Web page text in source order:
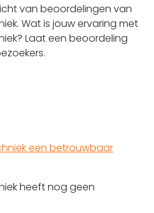
van beoordelingen van
Wat is jouw ervaring met
Laat een beoordeling
een betrouwbaar
heeft nog geen